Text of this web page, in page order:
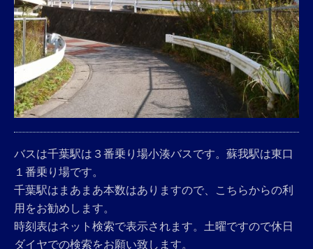
バスは千葉駅は３番乗り場小湊バスです。蘇我駅は東口
１番乗り場です。
千葉駅はまあまあ本数はありますので、こちらからの利
用をお勧めします。
時刻表はネット検索で表示されます。土曜ですので休日
ダイヤでの検索をお願い致します。